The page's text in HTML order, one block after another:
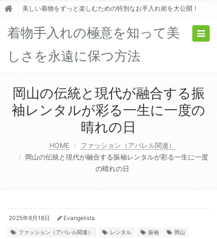
美しい着物をずっと楽しむための特別なお手入れ術を大公開！
着物手入れの極意を知って美
しさを永遠に保つ方法
岡山の伝統と現代が融合する振
袖レンタルが彩る一生に一度の
晴れの日
HOME
ファッション（アパレル関連）
岡山の伝統と現代が融合する振袖レンタルが彩る一生に一度
の晴れの日
2025年8月18日 Evangelista
ファッション（アパレル関連） レンタル 振袖 岡山